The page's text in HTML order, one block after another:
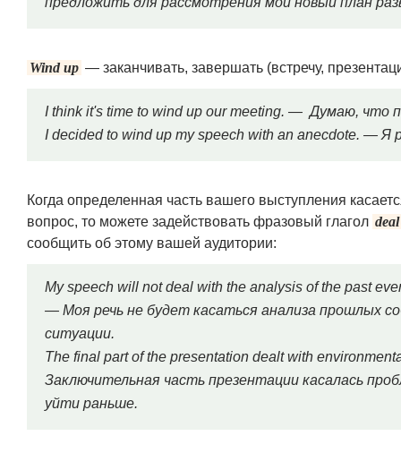
Wind up — заканчивать, завершать (встречу,
I think it's time to wind up our meeting. — Думаю, что
I decided to wind up my speech with an anecdote. —
Когда определенная часть вашего выступления
вопрос, то можете задействовать фразовый глагол
сообщить об этому вашей аудитории:
My speech will not deal with the analysis of the past
— Моя речь не будет касаться анализа прошлых
ситуации.
The final part of the presentation dealt with
Заключительная часть презентации касалась
уйти раньше.